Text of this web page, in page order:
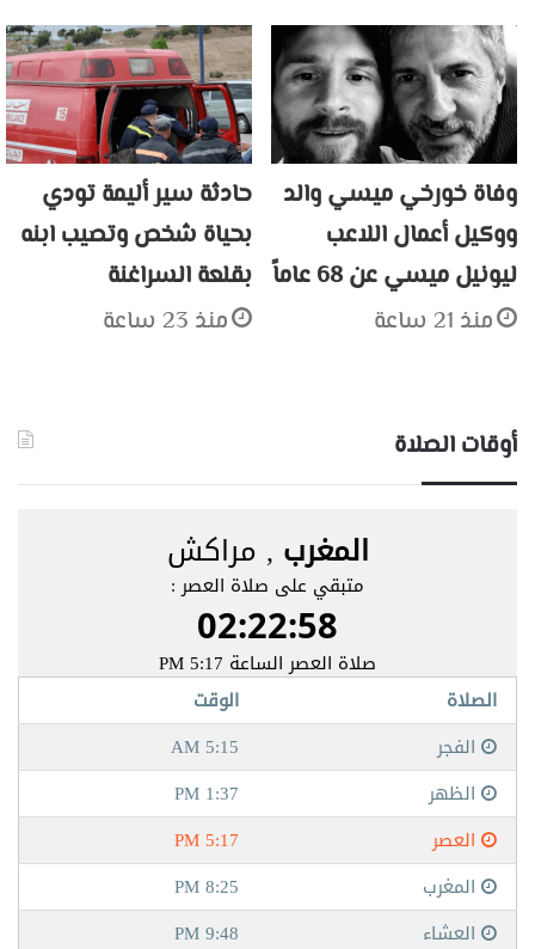
وفاة خورخي ميسي والد
ووكيل أعمال اللاعب
ليونيل ميسي عن 68 عاماً
منذ 21 ساعة
حادثة سير أليمة تودي
بحياة شخص وتصيب ابنه
بقلعة السراغنة
منذ 23 ساعة
أوقات الصلاة